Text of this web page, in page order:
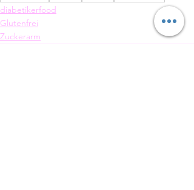
diabetikerfood
Glutenfrei
Zuckerarm